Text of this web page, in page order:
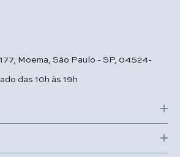
Moema, São Paulo - SP, 04524-
das 10h às 19h